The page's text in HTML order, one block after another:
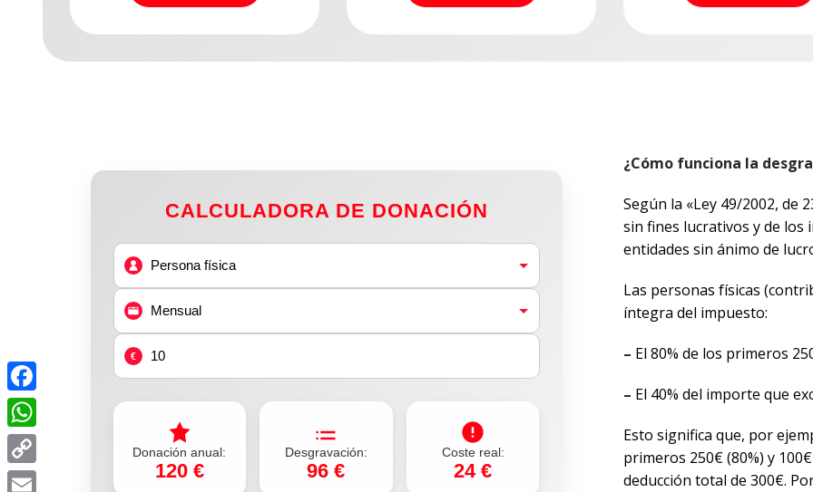
CALCULADORA DE DONACIÓN
€
Donación anual:
120 €
Desgravación:
96 €
Coste real:
24 €
¿Cómo funciona la
Según la «Ley 49/2002, de
sin fines lucrativos y de los
entidades sin ánimo de
Las personas físicas
íntegra del impuesto:
– El 80% de los primeros
– El 40% del importe que
Esto significa que, por
primeros 250€ (80%) y
deducción total de 300€.
Facebook
WhatsApp
Copy